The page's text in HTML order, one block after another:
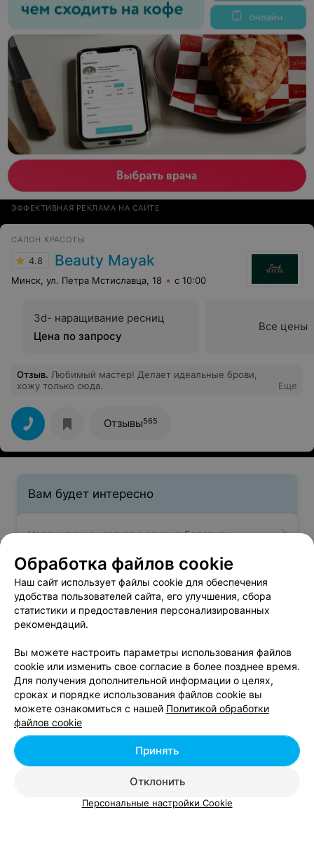
раз! P.S. Администратор салона сама милота;)
ЭФФЕКТИВНАЯ РЕКЛАМА НА САЙТЕ
САЛОН КРАСОТЫ
4.8 Beauty Mayak
Минск, ул. Петра Мстиславца, 18 с 10:00
3d- наращивание ресниц
Цена по запросу
Все цены
Отзыв. Любимый мастер! Делает идеальные брови,
хожу только сюда.
Еще
Отзывы565
Вам будет интересно
Наращивание уголков ресниц в Беларуси
Снятие нарощенных ресниц в Беларуси
Интимная стрижка в Беларуси
Добавить компанию
Добавить специалиста
Обработка файлов cookie
Наш сайт использует файлы cookie для обеспечения
удобства пользователей сайта, его улучшения, сбора
статистики и предоставления персонализированных
рекомендаций.
Вы можете настроить параметры использования файлов
cookie или изменить свое согласие в более позднее время.
Для получения дополнительной информации о целях,
сроках и порядке использования файлов cookie вы
можете ознакомиться с нашей Политикой обработки
файлов cookie
Отклонить
Принять
Персональные настройки Cookie